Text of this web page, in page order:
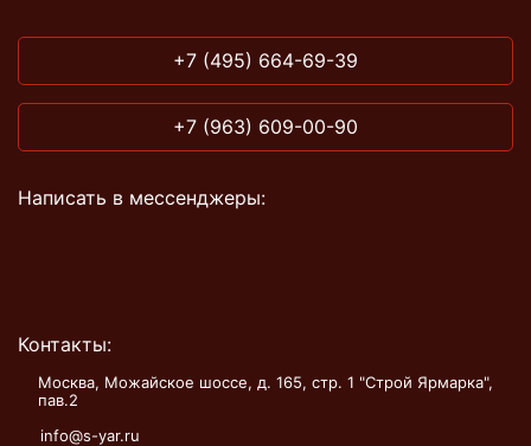
+7 (495) 664-69-39
+7 (963) 609-00-90
Написать в мессенджеры:
Контакты:
Москва, Можайское шоссе, д. 165, стр. 1 "Строй Ярмарка",
пав.2
info@s-yar.ru